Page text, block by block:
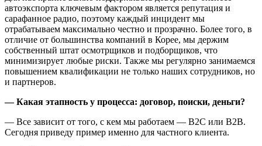
автоэкспорта ключевым фактором является репутация и
сарафанное радио, поэтому каждый инцидент мы
отрабатываем максимально честно и прозрачно. Более того, в
отличие от большинства компаний в Корее, мы держим
собственный штат осмотрщиков и подборщиков, что
минимизирует любые риски. Также мы регулярно занимаемся
повышением квалификации не только наших сотрудников, но
и партнеров.
— ⁠Какая этапность у процесса: договор, поиски, деньги?
— Все зависит от того, с кем мы работаем — B2C или B2B.
Сегодня приведу пример именно для частного клиента.